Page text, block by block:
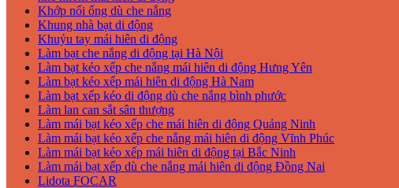
Khớp nối ống dù che nắng
Khung nhà bạt di động
Khuỷu tay mái hiên di động
Làm bạt che nắng di động tại Hà Nội
Làm bạt kéo xếp che nắng mái hiên di động Hưng Yên
Làm bạt kéo xếp mái hiên di động Hà Nam
Làm bạt xếp kéo di động dù che nắng bình phước
Làm lan can sắt sân thượng
Làm mái bạt kéo xếp che mái hiên di động Quảng Ninh
Làm mái bạt kéo xếp che nắng mái hiên di động Vĩnh Phúc
Làm mái bạt kéo xếp mái hiên di động tại Bắc Ninh
Làm mái bạt xếp dù che nắng mái hiên di động Đồng Nai
Lidota FOCAR